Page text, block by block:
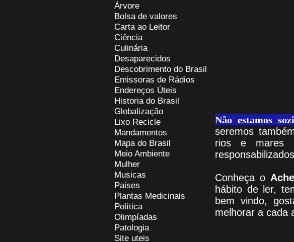
Árvore
Bolsa de valores
Carta ao Leitor
Ciência
Culinária
Desaparecidos
Descobrimento do Brasil
Emissoras de Rádios
Endereços Úteis
Historia do Brasil
Globalização
Lixo Recicle
Mandamentos
Mapa do Brasil
Meio Ambiente
Mulher
Musicas
Paises
Plantas Medicinais
Política
Olimpíadas
Patologia
Site uteis
Não estamos
seremos
rios e mares
Conheça o A
hábito de ler,
bem vindo, g
melhorar a cada